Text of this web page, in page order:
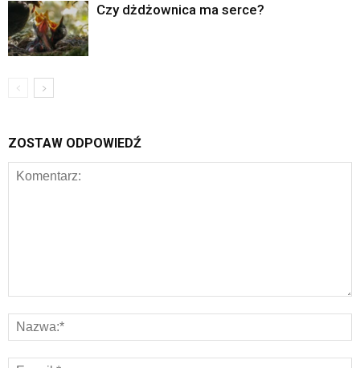
Czy dżdżownica ma serce?
ZOSTAW ODPOWIEDŹ